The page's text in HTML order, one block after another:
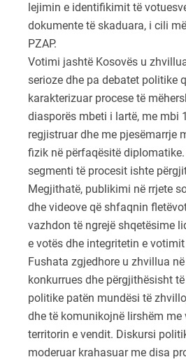
lejimin e identifikimit të
dokumente të skaduara, i cili
PZAP.
Votimi jashtë Kosovës u
serioze dhe pa debatet politike
karakterizuar procese të
diasporës mbeti i lartë, me mbi
regjistruar dhe me pjesëmarrje
fizik në përfaqësitë
segmenti të procesit ishte
Megjithatë, publikimi në rrjete
dhe videove që shfaqnin
vazhdon të ngrejë shqetësime
e votës dhe integritetin e
Fushata zgjedhore u zhvillua
konkurrues dhe përgjithësisht
politike patën mundësi të
dhe të komunikojnë lirshëm
territorin e vendit. Diskursi
moderuar krahasuar me disa